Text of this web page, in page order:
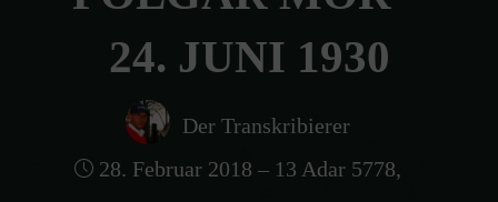
24. JUNI 1930
Der Transkribierer
28. Februar 2018 – 13 Adar 5778,